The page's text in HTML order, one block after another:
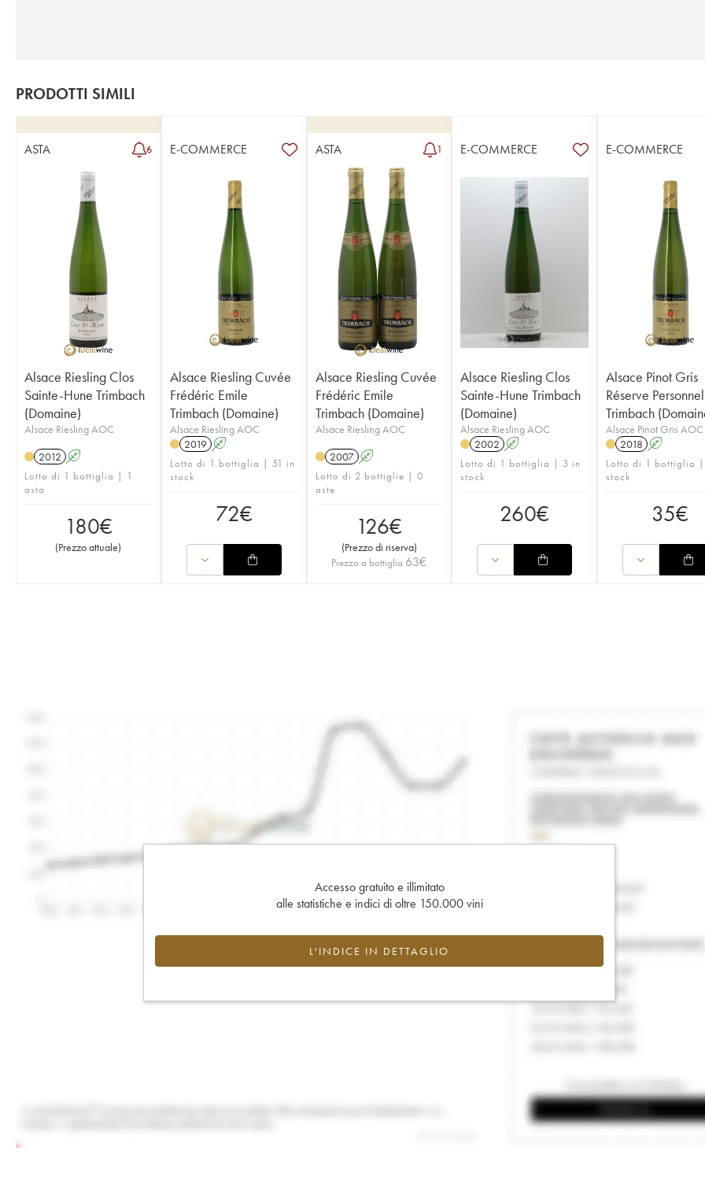
PRODOTTI SIMILI
ASTA 6
Alsace Riesling Clos
Sainte-Hune Trimbach
(Domaine)
Alsace Riesling AOC
2012 A
Lotto di 1 bottiglia | 1
asta
180€
(Prezzo attuale)
E-COMMERCE
Alsace Riesling Cuvée
Frédéric Emile
Trimbach (Domaine)
Alsace Riesling AOC
2019 A
Lotto di 1 bottiglia | 51 in
stock
72€
ASTA 1
Alsace Riesling Cuvée
Frédéric Emile
Trimbach (Domaine)
Alsace Riesling AOC
2007 A
Lotto di 2 bottiglie | 0
aste
126€
(Prezzo di riserva)
Prezzo a bottiglia 63€
E-COMMERCE
Alsace Riesling Clos
Sainte-Hune Trimbach
(Domaine)
Alsace Riesling AOC
2002 A
Lotto di 1 bottiglia | 3 in
stock
260€
E-COMMERCE
Alsace Pinot Gris
Réserve
Trimbach
Alsace Pinot Gris AOC
2018 A
Lotto di 1 bottiglia |
stock
35€
Accesso gratuito e illimitato
alle statistiche e indici di oltre 150.000 vini
L'INDICE IN DETTAGLIO